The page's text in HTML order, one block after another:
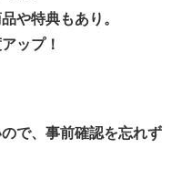
や特典もあり。
ップ！
で、事前確認を忘れず